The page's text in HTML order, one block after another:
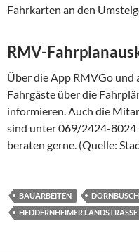
Fahrkarten an den
RMV-
Über die App RMVGo
Fahrgäste über die
informieren. Auch die
sind unter 069/2424-8024
beraten gerne. (Quelle:
BAUARBEITEN DORNBUSCH
HEDDERNHEIMER LANDSTRASSE